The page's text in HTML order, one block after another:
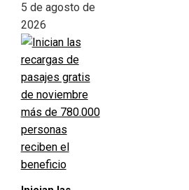
5 de agosto de
2026